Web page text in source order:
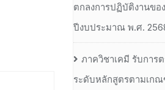
ตกลงการปฏิบัติงานขอ
ปีงบประมาณ พ.ศ.
ภาควิชาเคมี รับการ
ระดับหลักสูตรตามเก